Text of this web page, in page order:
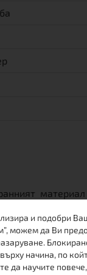
цип за
двоен шев.
и подобри
можем да Ви
начина, по
да научите